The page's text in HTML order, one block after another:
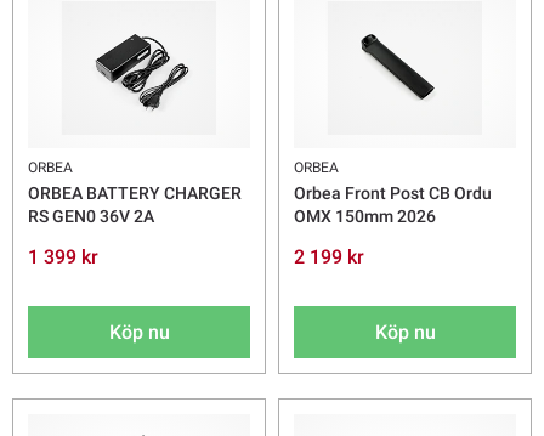
ORBEA
ORBEA BATTERY CHARGER
RS GEN0 36V 2A
1 399 kr
Köp nu
ORBEA
Orbea Front Post CB Ordu
OMX 150mm 2026
2 199 kr
Köp nu